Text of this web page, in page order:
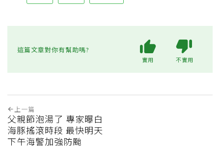
這篇文章對你有幫助嗎?
實用 不實用
上一篇
父親節泡湯了 專家曝白
海豚搖滾時段 最快明天
下午海警加強防颱